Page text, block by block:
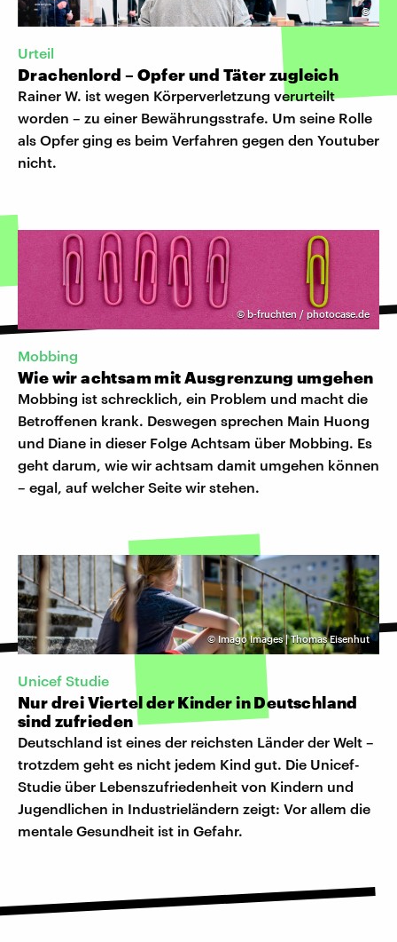
©
Urteil
Drachenlord – Opfer und Täter zugleich
Rainer W. ist wegen Körperverletzung verurteilt
worden – zu einer Bewährungsstrafe. Um seine Rolle
als Opfer ging es beim Verfahren gegen den Youtuber
nicht.
© b-fruchten / photocase.de
Mobbing
Wie wir achtsam mit Ausgrenzung umgehen
Mobbing ist schrecklich, ein Problem und macht die
Betroffenen krank. Deswegen sprechen Main Huong
und Diane in dieser Folge Achtsam über Mobbing. Es
geht darum, wie wir achtsam damit umgehen können
– egal, auf welcher Seite wir stehen.
©Imago Images | Thomas Eisenhut
Unicef Studie
Nur drei Viertel der Kinder in Deutschland
sind zufrieden
Deutschland ist eines der reichsten Länder der Welt –
trotzdem geht es nicht jedem Kind gut. Die Unicef-
Studie über Lebenszufriedenheit von Kindern und
Jugendlichen in Industrieländern zeigt: Vor allem die
mentale Gesundheit ist in Gefahr.